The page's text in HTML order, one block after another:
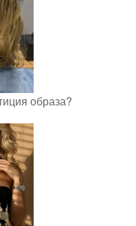
образа?